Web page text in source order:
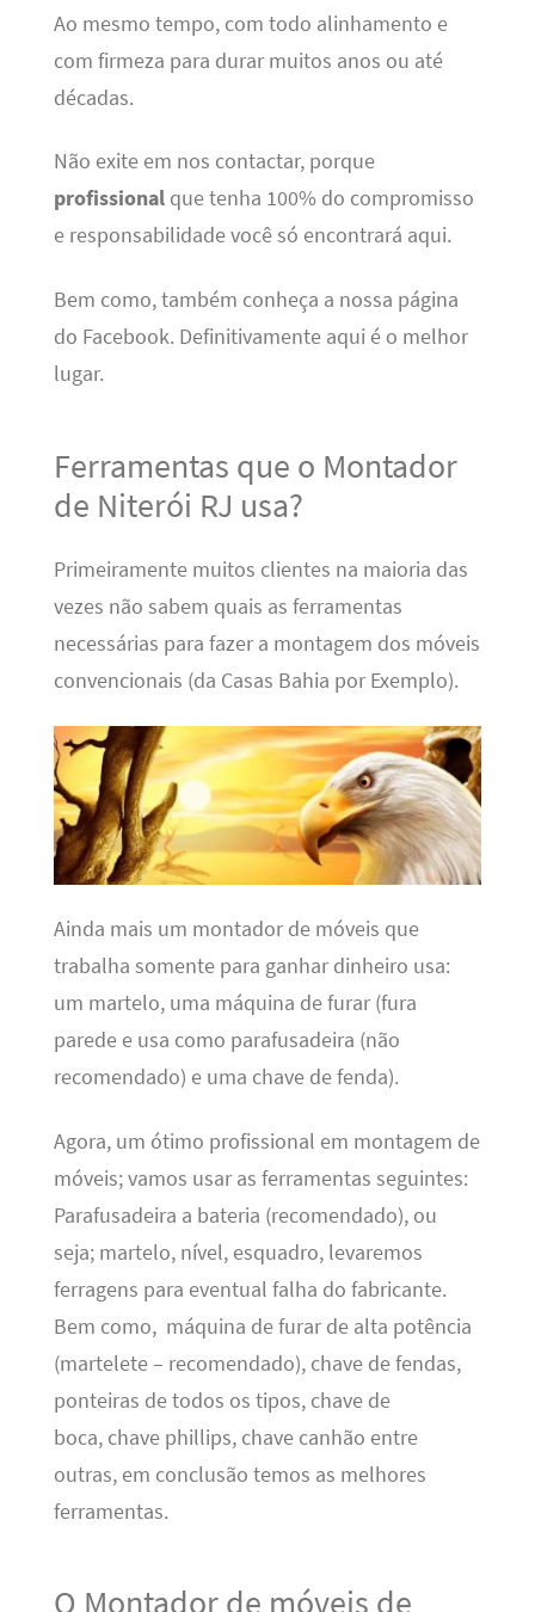
Ao mesmo tempo, com todo alinhamento e
com firmeza para durar muitos anos ou até
décadas.
Não exite em nos contactar, porque
profissionalque tenha 100% do compromisso
e responsabilidade você só encontrará aqui.
Bem como, também conheça a nossa página
do Facebook. Definitivamente aqui é o melhor
lugar.
Ferramentas que o Montador
de Niterói RJ usa?
Primeiramente muitos clientes na maioria das
vezes não sabem quais as ferramentas
necessárias para fazer a montagem dos móveis
convencionais (da Casas Bahia por Exemplo).
Ainda mais um montador de móveis que
trabalha somente para ganhar dinheiro usa:
um martelo, uma máquina de furar (fura
parede e usa como parafusadeira (não
recomendado) e uma chave de fenda).
Agora, um ótimo profissional em montagem de
móveis; vamos usar as ferramentas seguintes:
Parafusadeira a bateria (recomendado), ou
seja; martelo, nível, esquadro, levaremos
ferragens para eventual falha do fabricante.
Bem como, máquina de furar de alta potência
(martelete – recomendado), chave de fendas,
ponteiras de todos os tipos, chave de
boca, chave phillips, chave canhão entre
outras, em conclusão temos as melhores
ferramentas.
O Montador de móveis de